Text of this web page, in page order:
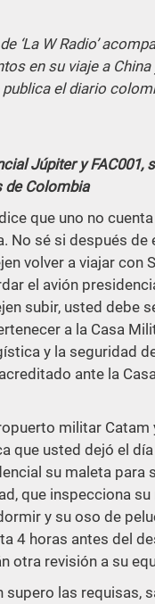
‘La W Radio’
en su viaje a China
el diario
Júpiter y FAC001,
de Colombia
que uno no
No sé si después de
volver a viajar con
el avión
subir, usted debe
a la Casa
y la seguridad
ante la
militar Catam
que usted dejó el
su maleta para
que inspecciona
y su oso de
4 horas antes del
otra revisión a su
supero las requisas,